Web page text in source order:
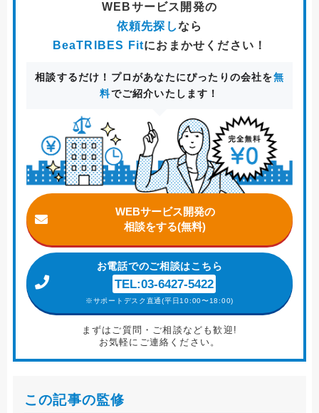
WEBサービス開発の
依頼先探しなら
BeaTRIBES Fitにおまかせください！
相談するだけ！プロがあなたにぴったりの会社を無
料でご紹介いたします！
WEBサービス開発の
相談をする(無料)
お電話でのご相談はこちら
TEL:03-6427-5422
※サポートデスク直通(平日10:00〜18:00)
まずはご質問・ご相談なども歓迎!
お気軽にご連絡ください。
この記事の監修